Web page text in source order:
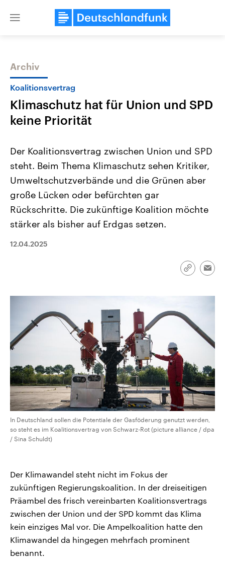
Close
Themen
Landtagswahl Sachsen-Anhalt
2026
Alle Informationen
Sachsen-Anhalt wählt am 6.
September 2026 einen neuen
Landtag. Seit 2021 wird das
Bundesland von einer Koalition aus
Umfragen, Prognosen,
Wahlprogramme, aktuelle Berichte
USA
Aktuelle Beiträge,
Wirtschaftlich und
gehören die Vereinigten
den mächtigsten Ländern
mit großem Einfluss auf
Archiv
Koalitionsvertrag
Klimaschutz hat für Union und SPD
keine Priorität
Der Koalitionsvertrag zwischen Union und SPD
steht. Beim Thema Klimaschutz sehen Kritiker,
Umweltschutzverbände und die Grünen aber
große Lücken oder befürchten gar
Rückschritte. Die zukünftige Koalition möchte
stärker als bisher auf Erdgas setzen.
12.04.2025
Link
In Deutschland sollen die Potentiale der Gasföderung genutzt werden,
so steht es im Koalitionsvertrag von Schwarz-Rot (picture alliance / dpa
/ Sina Schuldt)
Der Klimawandel steht nicht im Fokus der
zukünftigen Regierungskoalition. In der dreiseitigen
Präambel des frisch vereinbarten Koalitionsvertrags
zwischen der Union und der SPD kommt das Klima
kein einziges Mal vor. Die Ampelkoalition hatte den
Klimawandel da hingegen mehrfach prominent
benannt.